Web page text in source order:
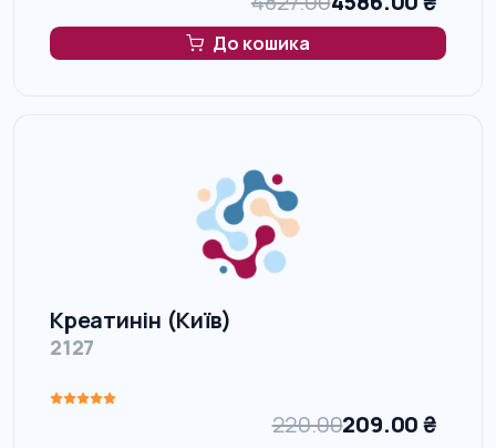
До кошика
Креатинін (Київ)
2127
220.00209.00₴